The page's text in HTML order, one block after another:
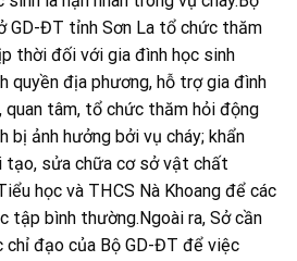
GD-ĐT tỉnh Sơn La tổ chức thăm
thời đối với gia đình học sinh
quyền địa phương, hỗ trợ gia đình
quan tâm, tổ chức thăm hỏi động
bị ảnh hưởng bởi vụ cháy; khẩn
tạo, sửa chữa cơ sở vật chất
học và THCS Nà Khoang để các
tập bình thường.Ngoài ra, Sở cần
chỉ đạo của Bộ GD-ĐT để việc